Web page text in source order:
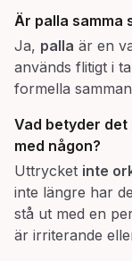
Är palla samma
Ja, palla är en
används flitigt i
formella
Vad betyder det
med någon?
Uttrycket inte
inte längre har
stå ut med en
är irriterande